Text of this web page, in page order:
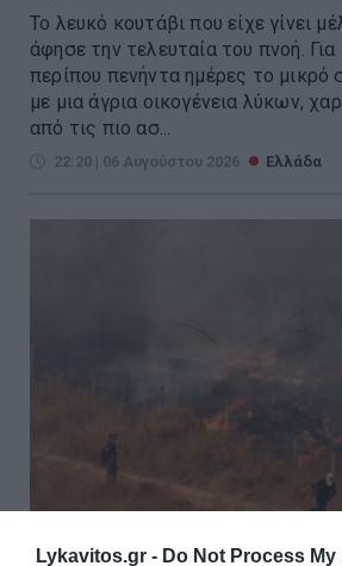
Lykavitos.gr - Do Not Process My
Το λευκό κουτάβι που είχε γίνει
άφησε την τελευταία του πνοή.
περίπου πενήντα ημέρες το μικρό
με μια άγρια οικογένεια λύκων,
από τις πιο ασ...
22:20 | 06 Αυγούστου 2026 Ελλάδα